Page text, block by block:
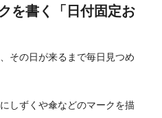
を書く「日付固定お
その日が来るまで毎日見つめ
しずくや傘などのマークを描